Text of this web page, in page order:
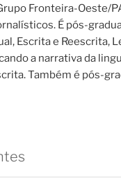
Fronteira-Oeste/
É pós-
Escrita e Reescrita,
a narrativa da
Também é pós-